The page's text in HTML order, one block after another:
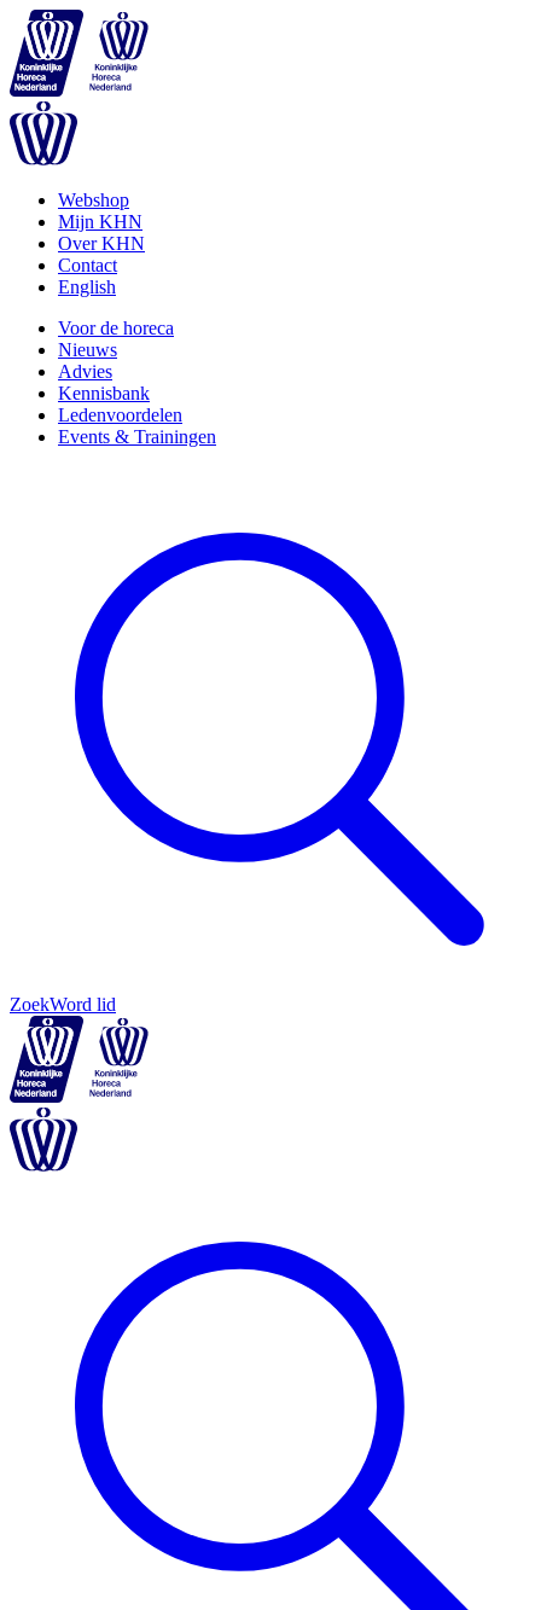
Webshop
Mijn KHN
Over KHN
Contact
English
Voor de horeca
Nieuws
Advies
Kennisbank
Ledenvoordelen
Events & Trainingen
ZoekWord lid